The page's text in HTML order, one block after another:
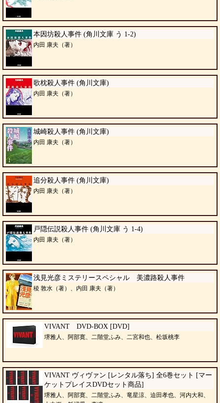
本因坊殺人事件 (角川文庫 う 1-2)
内田 康夫（著）
歌枕殺人事件 (角川文庫)
内田 康夫（著）
城崎殺人事件 (角川文庫)
内田 康夫（著）
追分殺人事件 (角川文庫)
内田 康夫（著）
戸隠伝説殺人事件 (角川文庫 う 1-4)
内田 康夫（著）
浅見光彦ミステリースペシャル 美濃路殺人事件
稜 敦水（著）、内田 康夫（著）
VIVANT DVD-BOX [DVD]
堺雅人、阿部寛、二階堂ふみ、二宮和也、松坂桃李
VIVANT ヴィヴァン [レンタル落ち] 全6巻セット [マー
ケットプレイスDVDセット商品]
堺雅人、阿部寛、二階堂ふみ、竜星涼、迫田孝也、河内大和、